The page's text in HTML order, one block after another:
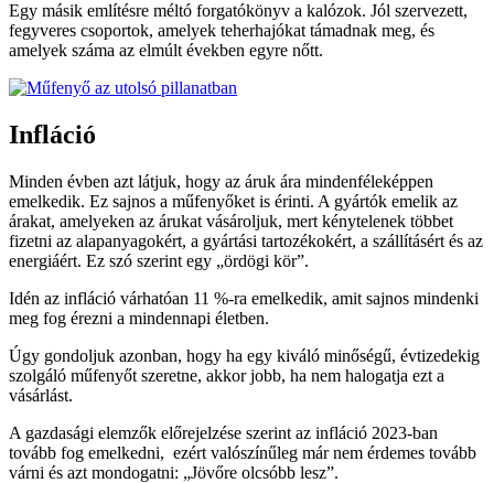
Egy másik említésre méltó forgatókönyv a kalózok. Jól szervezett,
fegyveres csoportok, amelyek teherhajókat támadnak meg, és
amelyek száma az elmúlt években egyre nőtt.
Infláció
Minden évben azt látjuk, hogy az áruk ára mindenféleképpen
emelkedik. Ez sajnos a műfenyőket is érinti. A gyártók emelik az
árakat, amelyeken az árukat vásároljuk, mert kénytelenek többet
fizetni az alapanyagokért, a gyártási tartozékokért, a szállításért és az
energiáért. Ez szó szerint egy „ördögi kör”.
Idén az infláció várhatóan 11 %-ra emelkedik, amit sajnos mindenki
meg fog érezni a mindennapi életben.
Úgy gondoljuk azonban, hogy ha egy kiváló minőségű, évtizedekig
szolgáló műfenyőt szeretne, akkor jobb, ha nem halogatja ezt a
vásárlást.
A gazdasági elemzők előrejelzése szerint az infláció 2023-ban
tovább fog emelkedni, ezért valószínűleg már nem érdemes tovább
várni és azt mondogatni: „Jövőre olcsóbb lesz”.